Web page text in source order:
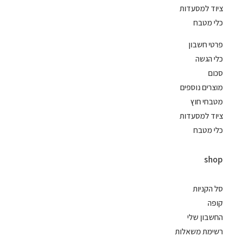
ציוד למסעדות
כלי מטבח
פרטי חשבון
כלי הגשה
סכום
מוצרים נוספים
מטבחי חוץ
ציוד למסעדות
כלי מטבח
shop
סל הקניות
קופה
החשבון שלי
רשימת משאלות